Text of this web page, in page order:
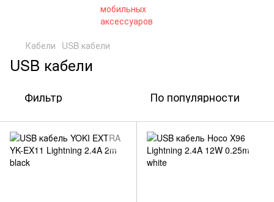
Кабели USB кабели
USB кабели
Фильтр По популярности